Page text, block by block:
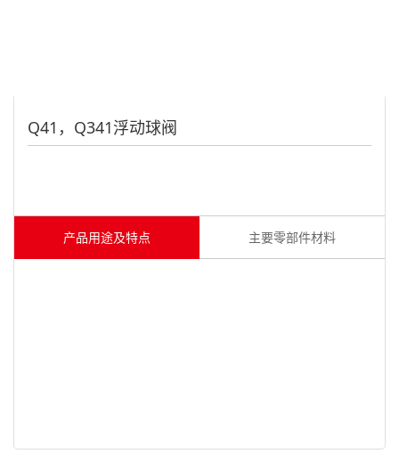
Q41，Q341浮动球阀
产品用途及特点 主要零部件材料